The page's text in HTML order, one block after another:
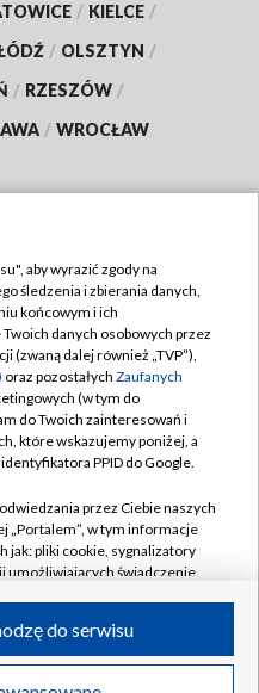
/ KIELCE /
/ OLSZTYN /
/ RZESZÓW /
/ WROCŁAW
TVP
S.A. w likwidacji
aby wyrazić zgody na
śledzenia i zbierania danych,
końcowym i ich
danych osobowych przez
(zwaną dalej również „TVP”),
oraz pozostałych Zaufanych
(w tym do
do Twoich zainteresowań i
które wskazujemy poniżej, a
PPID do Google.
przez Ciebie naszych
„Portalem”, w tym informacje
jak: pliki cookie, sygnalizatory
umożliwiających świadczenie
przez Ciebie
do serwisu